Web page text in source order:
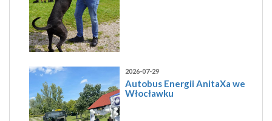
2026-07-29
Autobus Energii AnitaXa we
Włocławku